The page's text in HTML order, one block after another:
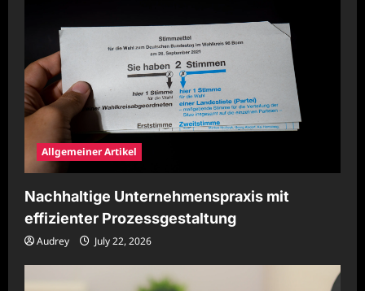
Allgemeiner Artikel
Nachhaltige Unternehmenspraxis mit
effizienter Prozessgestaltung
Audrey July 22, 2026